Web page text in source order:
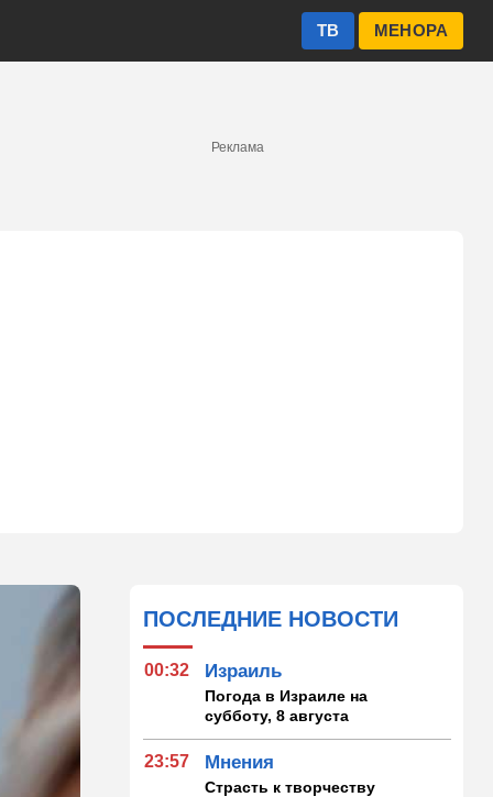
МЕНОРА
ТВ
Реклама
ПОСЛЕДНИЕ НОВОСТИ
00:32 Израиль
Погода в Израиле на
субботу, 8 августа
23:57 Мнения
Страсть к творчеству